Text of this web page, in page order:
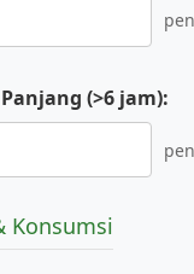
(>6 jam):
Konsumsi